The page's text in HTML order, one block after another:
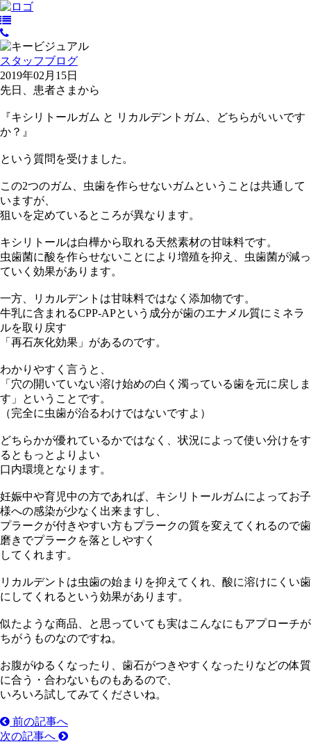
スタッフブログ
2019年02月15日
先日、患者さまから
『キシリトールガム と リカルデントガム、どちらがいいです
か？』
という質問を受けました。
この2つのガム、虫歯を作らせないガムということは共通して
いますが、
狙いを定めているところが異なります。
キシリトールは白樺から取れる天然素材の甘味料です。
虫歯菌に酸を作らせないことにより増殖を抑え、虫歯菌が減っ
ていく効果があります。
一方、リカルデントは甘味料ではなく添加物です。
牛乳に含まれるCPP-APという成分が歯のエナメル質にミネラ
ルを取り戻す
「再石灰化効果」があるのです。
わかりやすく言うと、
「穴の開いていない溶け始めの白く濁っている歯を元に戻しま
す」ということです。
（完全に虫歯が治るわけではないですよ）
どちらかが優れているかではなく、状況によって使い分けをす
るともっとよりよい
口内環境となります。
妊娠中や育児中の方であれば、キシリトールガムによってお子
様への感染が少なく出来ますし、
プラークが付きやすい方もプラークの質を変えてくれるので歯
磨きでプラークを落としやすく
してくれます。
リカルデントは虫歯の始まりを抑えてくれ、酸に溶けにくい歯
にしてくれるという効果があります。
似たような商品、と思っていても実はこんなにもアプローチが
ちがうものなのですね。
お腹がゆるくなったり、歯石がつきやすくなったりなどの体質
に合う・合わないものもあるので、
いろいろ試してみてくださいね。
前の記事へ
次の記事へ